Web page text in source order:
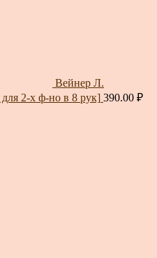
Вейнер Л.
2-х ф-но в 8 рук] 390.00 ₽